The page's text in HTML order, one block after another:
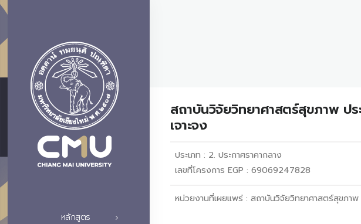
หลักสูตร
สถาบันวิจัยวิทยาศาสตร์สุขภาพ ปร
เจาะจง
ประเภท : 2. ประกาศราคากลาง
เลขที่โครงการ EGP : 69069247828
หน่วยงานที่เผยแพร่ : สถาบันวิจัยวิทยาศาสตร์สุขภาพ